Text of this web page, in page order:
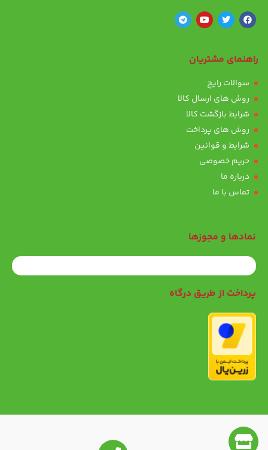
راهنمای مشتریان
سوالات رایج
روش های ارسال کالا
شرایط بازگشت کالا
روش های پرداخت
شرایط و قوانین
حریم خصوصی
درباره ما
تماس با ما
نمادها و مجوزها
پرداخت از طریق درگاه